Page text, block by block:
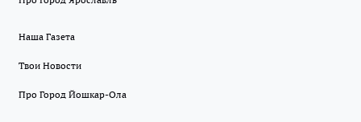
Наша Газета
Твои Новости
Про Город Йошкар-Ола